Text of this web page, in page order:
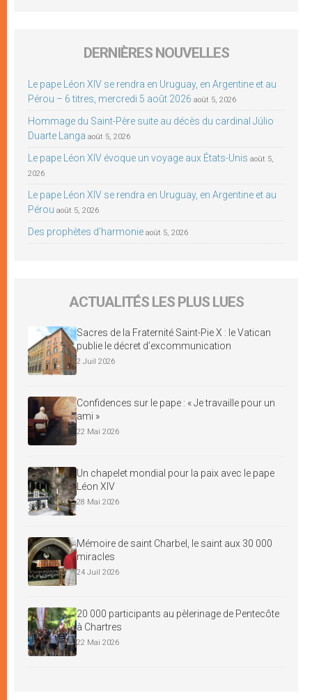
DERNIÈRES NOUVELLES
Le pape Léon XIV se rendra en Uruguay, en Argentine et au
Pérou – 6 titres, mercredi 5 août 2026 août 5, 2026
Hommage du Saint-Père suite au décès du cardinal Júlio
Duarte Langa août 5, 2026
Le pape Léon XIV évoque un voyage aux États-Unis août 5,
2026
Le pape Léon XIV se rendra en Uruguay, en Argentine et au
Pérou août 5, 2026
Des prophètes d’harmonie août 5, 2026
ACTUALITÉS LES PLUS LUES
Sacres de la Fraternité Saint-Pie X : le Vatican
publie le décret d’excommunication
2 Juil 2026
Confidences sur le pape : « Je travaille pour un
ami »
22 Mai 2026
Un chapelet mondial pour la paix avec le pape
Léon XIV
28 Mai 2026
Mémoire de saint Charbel, le saint aux 30 000
miracles
24 Juil 2026
20 000 participants au pèlerinage de Pentecôte
à Chartres
22 Mai 2026